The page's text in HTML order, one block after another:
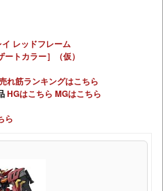
レッドフレーム
トカラー］（仮）
れ筋ランキングはこちら
HGはこちら MGはこちら
ら